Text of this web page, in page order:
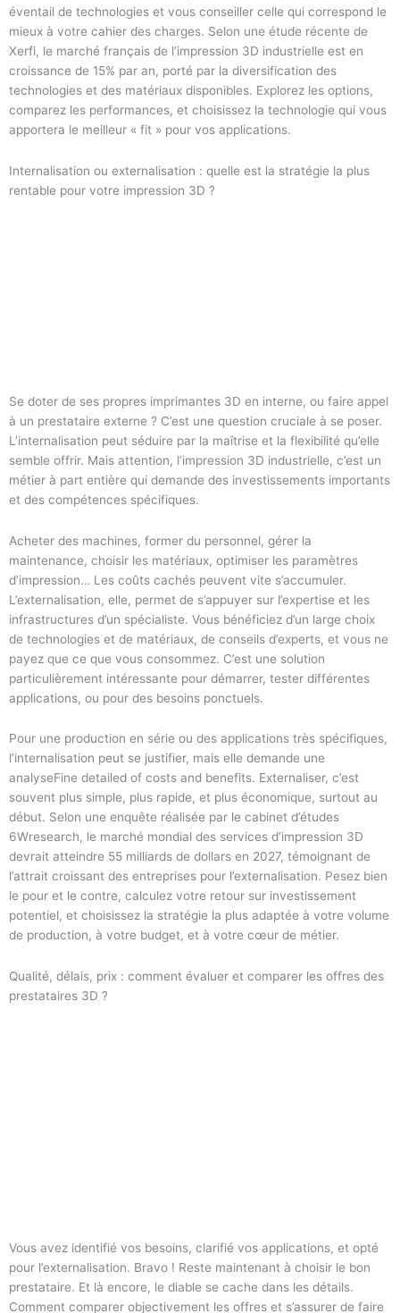
éventail de technologies et vous conseiller celle qui correspond le
mieux à votre cahier des charges. Selon une étude récente de
Xerfi, le marché français de l’impression 3D industrielle est en
croissance de 15% par an, porté par la diversification des
technologies et des matériaux disponibles. Explorez les options,
comparez les performances, et choisissez la technologie qui vous
apportera le meilleur « fit » pour vos applications.
Internalisation ou externalisation : quelle est la stratégie la plus
rentable pour votre impression 3D ?
Se doter de ses propres imprimantes 3D en interne, ou faire appel
à un prestataire externe ? C’est une question cruciale à se poser.
L’internalisation peut séduire par la maîtrise et la flexibilité qu’elle
semble offrir. Mais attention, l’impression 3D industrielle, c’est un
métier à part entière qui demande des investissements importants
et des compétences spécifiques.
Acheter des machines, former du personnel, gérer la
maintenance, choisir les matériaux, optimiser les paramètres
d’impression… Les coûts cachés peuvent vite s’accumuler.
L’externalisation, elle, permet de s’appuyer sur l’expertise et les
infrastructures d’un spécialiste. Vous bénéficiez d’un large choix
de technologies et de matériaux, de conseils d’experts, et vous ne
payez que ce que vous consommez. C’est une solution
particulièrement intéressante pour démarrer, tester différentes
applications, ou pour des besoins ponctuels.
Pour une production en série ou des applications très spécifiques,
l’internalisation peut se justifier, mais elle demande une
analyseFine detailed of costs and benefits. Externaliser, c’est
souvent plus simple, plus rapide, et plus économique, surtout au
début. Selon une enquête réalisée par le cabinet d’études
6Wresearch, le marché mondial des services d’impression 3D
devrait atteindre 55 milliards de dollars en 2027, témoignant de
l’attrait croissant des entreprises pour l’externalisation. Pesez bien
le pour et le contre, calculez votre retour sur investissement
potentiel, et choisissez la stratégie la plus adaptée à votre volume
de production, à votre budget, et à votre cœur de métier.
Qualité, délais, prix : comment évaluer et comparer les offres des
prestataires 3D ?
Vous avez identifié vos besoins, clarifié vos applications, et opté
pour l’externalisation. Bravo ! Reste maintenant à choisir le bon
prestataire. Et là encore, le diable se cache dans les détails.
Comment comparer objectivement les offres et s’assurer de faire